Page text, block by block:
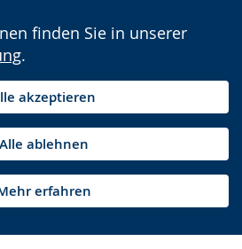
finden Sie in unserer
.
akzeptieren
Alle ablehnen
erfahren